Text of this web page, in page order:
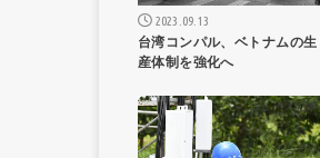
2023.09.13
台湾コンパル、ベトナムの生
産体制を強化へ
ニュース記事